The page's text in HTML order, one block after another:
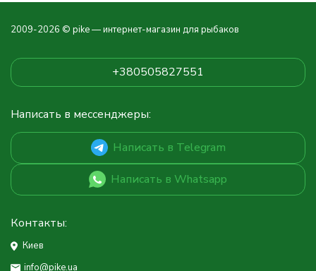
2009-2026 © pike — интернет-магазин для рыбаков
+380505827551
Написать в мессенджеры:
Написать в Telegram
Написать в Whatsapp
Контакты:
Киев
info@pike.ua